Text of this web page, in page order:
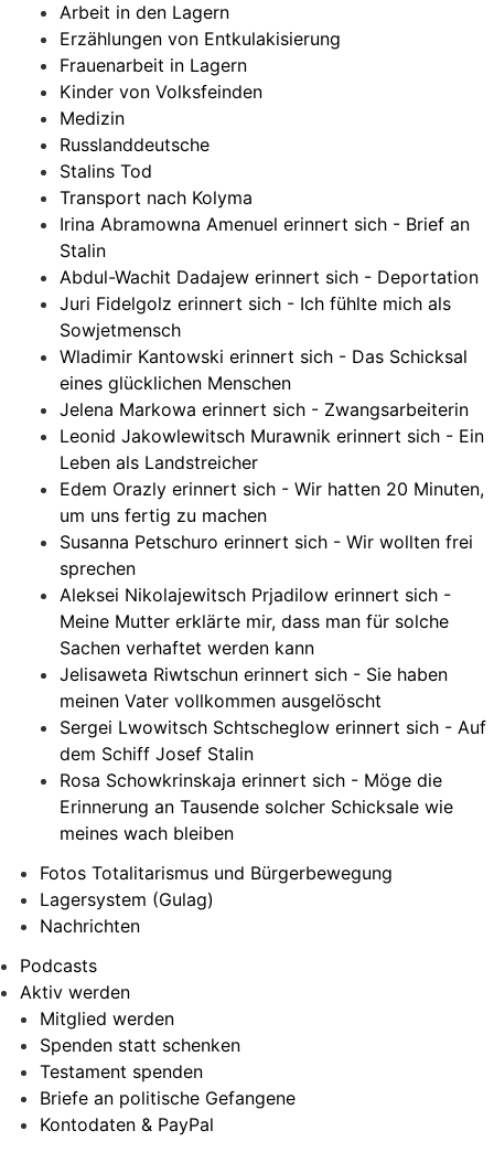
Arbeit in den Lagern
Erzählungen von Entkulakisierung
Frauenarbeit in Lagern
Kinder von Volksfeinden
Medizin
Russlanddeutsche
Stalins Tod
Transport nach Kolyma
Irina Abramowna Amenuel erinnert sich - Brief an
Stalin
Abdul-Wachit Dadajew erinnert sich - Deportation
Juri Fidelgolz erinnert sich - Ich fühlte mich als
Sowjetmensch
Wladimir Kantowski erinnert sich - Das Schicksal
eines glücklichen Menschen
Jelena Markowa erinnert sich - Zwangsarbeiterin
Leonid Jakowlewitsch Murawnik erinnert sich - Ein
Leben als Landstreicher
Edem Orazly erinnert sich - Wir hatten 20 Minuten,
um uns fertig zu machen
Susanna Petschuro erinnert sich - Wir wollten frei
sprechen
Aleksei Nikolajewitsch Prjadilow erinnert sich -
Meine Mutter erklärte mir, dass man für solche
Sachen verhaftet werden kann
Jelisaweta Riwtschun erinnert sich - Sie haben
meinen Vater vollkommen ausgelöscht
Sergei Lwowitsch Schtscheglow erinnert sich - Auf
dem Schiff Josef Stalin
Rosa Schowkrinskaja erinnert sich - Möge die
Erinnerung an Tausende solcher Schicksale wie
meines wach bleiben
Fotos Totalitarismus und Bürgerbewegung
Lagersystem (Gulag)
Nachrichten
Podcasts
Aktiv werden
Mitglied werden
Spenden statt schenken
Testament spenden
Briefe an politische Gefangene
Kontodaten & PayPal